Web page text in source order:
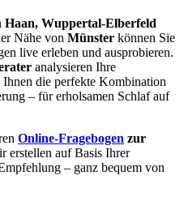
Haan, Wuppertal-Elberfeld
Nähe von Münster können Sie
live erleben und ausprobieren.
analysieren Ihre
die perfekte Kombination
– für erholsamen Schlaf auf
Online-Fragebogen zur
erstellen auf Basis Ihrer
– ganz bequem von